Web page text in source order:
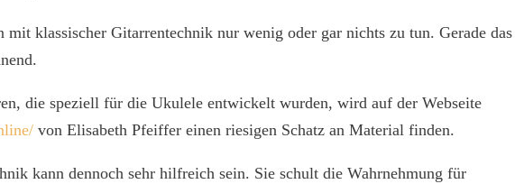
mit klassischer Gitarrentechnik nur wenig oder gar nichts zu tun. Gerade das
die speziell für die Ukulele entwickelt wurden, wird auf der Webseite
von Elisabeth Pfeiffer einen riesigen Schatz an Material finden.
kann dennoch sehr hilfreich sein. Sie schult die Wahrnehmung für